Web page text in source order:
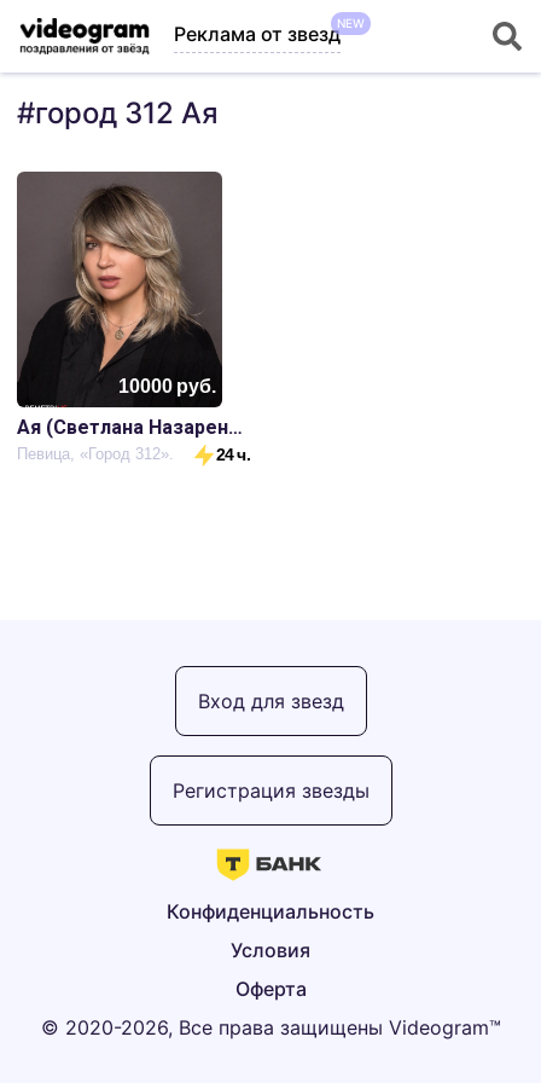
Реклама от звездNEW
#город 312 Ая
10000руб.
Ая (Светлана Назаренко)
Певица, «Город 312». 24 ч.
© 2020-2026, Все права защищены Videogram™
Оферта
Условия
Конфиденциальность
Регистрация звезды
Вход для звезд